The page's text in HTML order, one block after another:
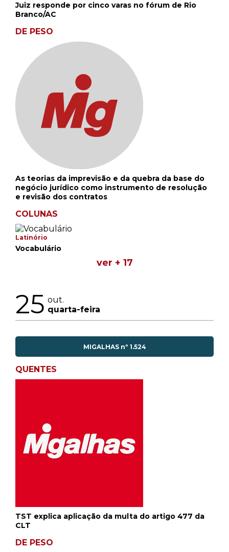
Juiz responde por cinco varas no fórum de Rio
Branco/AC
DE PESO
As teorias da imprevisão e da quebra da base do
negócio jurídico como instrumento de resolução
e revisão dos contratos
COLUNAS
Latinório
Vocabulário
ver + 17
25 out.
quarta-feira
MIGALHAS nº 1.524
QUENTES
TST explica aplicação da multa do artigo 477 da
CLT
DE PESO